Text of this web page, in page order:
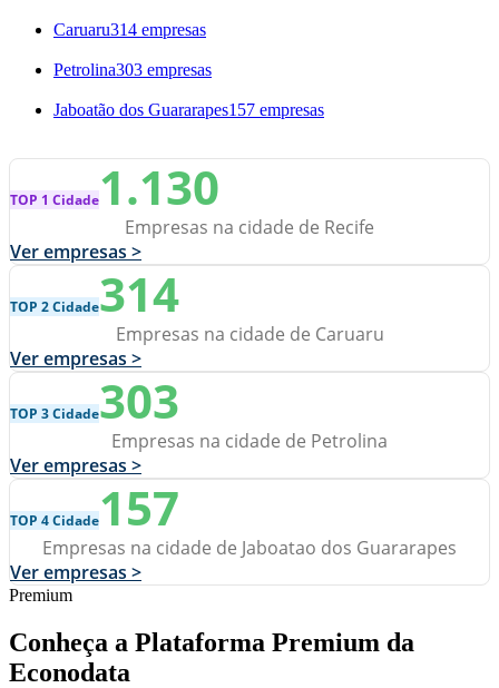
Caruaru314 empresas
Petrolina303 empresas
Jaboatão dos Guararapes157 empresas
TOP 1 Cidade1.130
Empresas na cidade de Recife
Ver empresas >
TOP 2 Cidade314
Empresas na cidade de Caruaru
Ver empresas >
TOP 3 Cidade303
Empresas na cidade de Petrolina
Ver empresas >
TOP 4 Cidade157
Empresas na cidade de Jaboatao dos Guararapes
Ver empresas >
Premium
Conheça a Plataforma Premium da
Econodata